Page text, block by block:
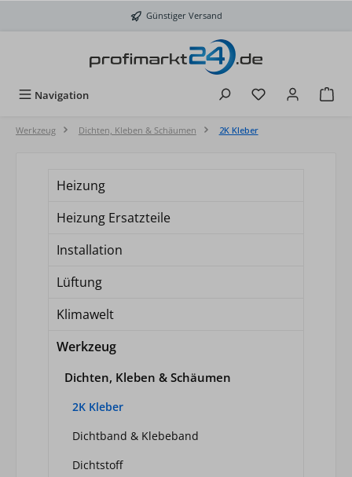
Günstiger Versand
Navigation Du hast 0
Werkzeug Dichten, Kleben & Schäumen 2K Kleber
Heizung
Heizung Ersatzteile
Installation
Lüftung
Klimawelt
Werkzeug
Dichten, Kleben & Schäumen
2K Kleber
Dichtband & Klebeband
Dichtstoff